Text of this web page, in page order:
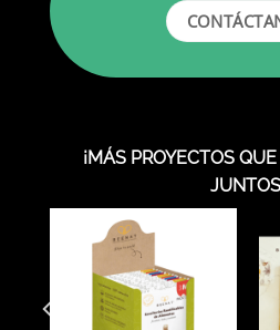
¡MÁS PROYECTOS